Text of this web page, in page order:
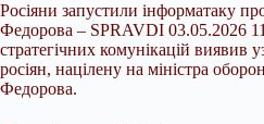
Росіяни запустили інформатаку
Федорова – SPRAVDI 03.05.2026
стратегічних комунікацій виявив
росіян, націлену на міністра
Федорова.